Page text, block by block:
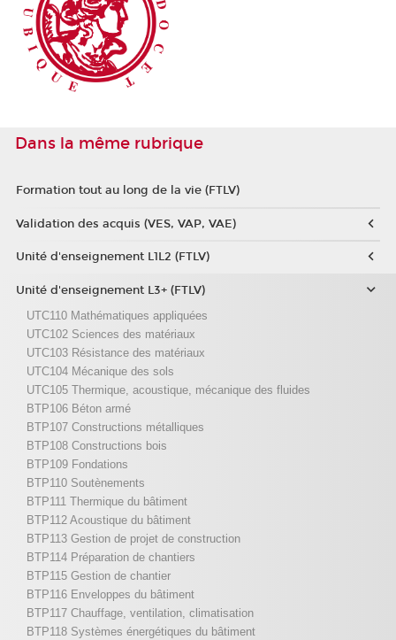
Dans la même rubrique
Formation tout au long de la vie (FTLV)
Validation des acquis (VES, VAP, VAE)
Unité d'enseignement L1L2 (FTLV)
Unité d'enseignement L3+ (FTLV)
UTC110 Mathématiques appliquées
UTC102 Sciences des matériaux
UTC103 Résistance des matériaux
UTC104 Mécanique des sols
UTC105 Thermique, acoustique, mécanique des fluides
BTP106 Béton armé
BTP107 Constructions métalliques
BTP108 Constructions bois
BTP109 Fondations
BTP110 Soutènements
BTP111 Thermique du bâtiment
BTP112 Acoustique du bâtiment
BTP113 Gestion de projet de construction
BTP114 Préparation de chantiers
BTP115 Gestion de chantier
BTP116 Enveloppes du bâtiment
BTP117 Chauffage, ventilation, climatisation
BTP118 Systèmes énergétiques du bâtiment